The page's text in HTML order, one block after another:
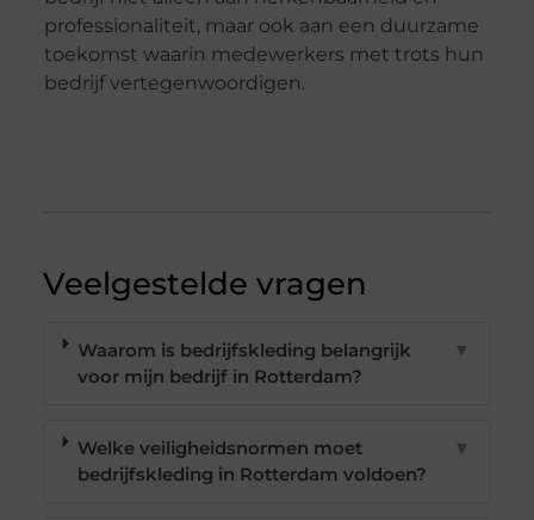
professionaliteit, maar ook aan een duurzame
toekomst waarin medewerkers met trots hun
bedrijf vertegenwoordigen.
Veelgestelde vragen
Waarom is bedrijfskleding belangrijk
voor mijn bedrijf in Rotterdam?
▼
Welke veiligheidsnormen moet
bedrijfskleding in Rotterdam voldoen?
▼